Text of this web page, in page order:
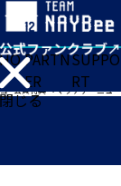
閉じる
PARTN
ER
SUPPO
RT
ッチデーニュース』発送 受付開始！